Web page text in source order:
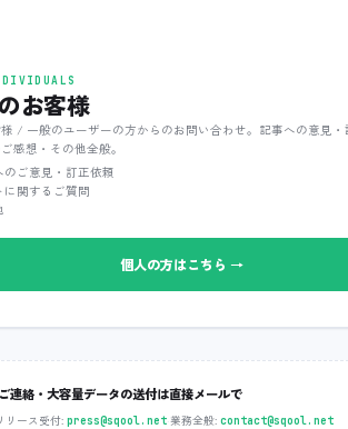
お客様
/ 一般のユーザーの方からのお問い合わせ。記事への意見・
感想・その他全般。
のご意見・訂正依頼
に関するご質問
個人の方はこちら →
連絡・大容量データの送付は直接メールで
リース受付: press@sqool.net 業務全般: contact@sqool.net